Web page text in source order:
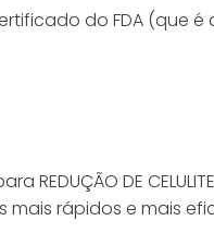
do FDA (que
DE CELULITE,
mais rápidos e mais